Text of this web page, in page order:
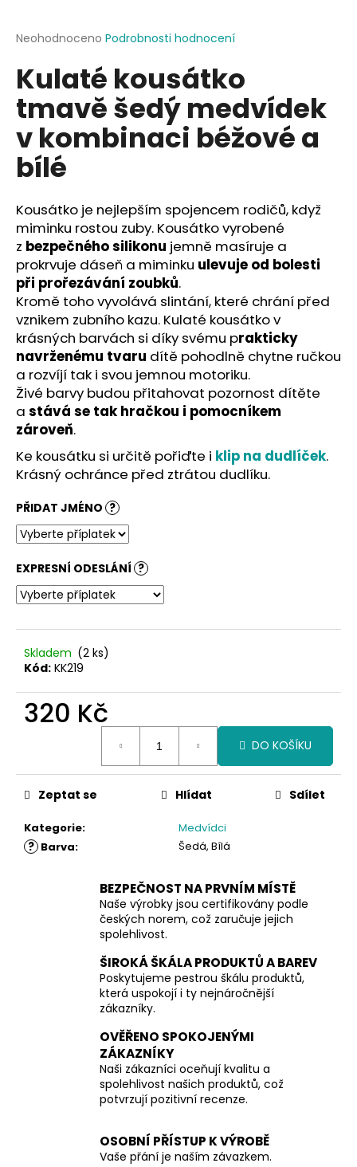
Průměrné
produktu
je
0,0
z
5
hvězdiček.
Neohodnoceno Podrobnosti hodnocení
Kulaté kousátko
tmavě šedý medvídek
v kombinaci béžové a
bílé
Kousátko je nejlepším spojencem rodičů, když
miminku rostou zuby. Kousátko vyrobené
z bezpečného silikonu jemně masíruje a
prokrvuje dáseň a miminku ulevuje od bolesti
při prořezávání zoubků.
Kromě toho vyvolává slintání, které chrání před
vznikem zubního kazu. Kulaté kousátko v
krásných barvách si díky svému prakticky
navrženému tvaru dítě pohodlně chytne ručkou
a rozvíjí tak i svou jemnou motoriku.
Živé barvy budou přitahovat pozornost dítěte
a stává se tak hračkou i pomocníkem
zároveň.
Ke kousátku si určitě pořiďte i klip na dudlíček.
Krásný ochránce před ztrátou dudlíku.
PŘIDAT JMÉNO ?
EXPRESNÍ ODESLÁNÍ ?
Skladem (2 ks)
Kód: KK219
320 Kč
DO KOŠÍKU
Kategorie: Medvídci
? Barva: Šedá, Bílá
Zeptat se Hlídat Sdílet
BEZPEČNOST NA PRVNÍM MÍSTĚ
Naše výrobky jsou certifikovány podle
českých norem, což zaručuje jejich
spolehlivost.
ŠIROKÁ ŠKÁLA PRODUKTŮ A BAREV
Poskytujeme pestrou škálu produktů,
která uspokojí i ty nejnáročnější
zákazníky.
OVĚŘENO SPOKOJENÝMI
ZÁKAZNÍKY
Naši zákazníci oceňují kvalitu a
spolehlivost našich produktů, což
potvrzují pozitivní recenze.
OSOBNÍ PŘÍSTUP K VÝROBĚ
Vaše přání je naším závazkem.
j
t
?
D
o
p
o
r
u
č
u
j
e
m
e